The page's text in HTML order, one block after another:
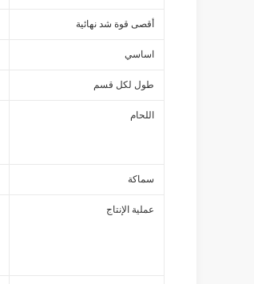
أقصى قوة شد نهائية
اساسي
طول لكل قسم
اللحام
سماكة
عملية الإنتاج